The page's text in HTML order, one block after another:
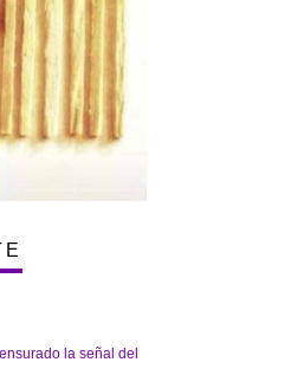
la señal del